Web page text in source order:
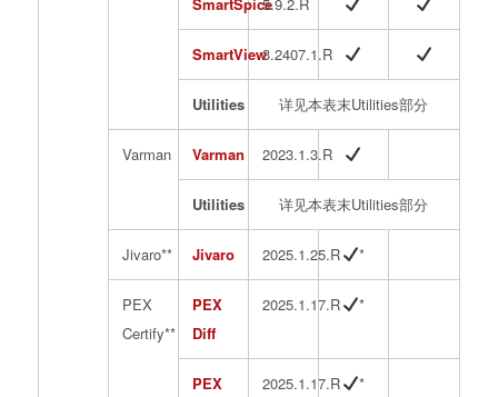
SmartView3.2407.1.R
Utilities 详见本表末Utilities部分
Varman Varman 2023.1.3.R
Utilities 详见本表末Utilities部分
Jivaro** Jivaro 2025.1.25.R *
PEX
Certify**
PEX
Diff
2025.1.17.R *
PEX
2025.1.17.R *